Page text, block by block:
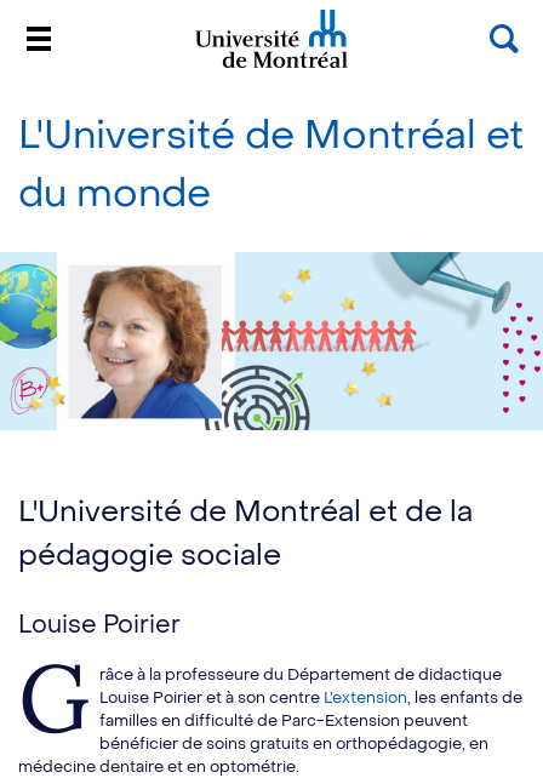
contenu
L'Université de Montréal et
du monde
L'Université de Montréal et de la
pédagogie sociale
Louise Poirier
G râce à la professeure du Département de didactique
Louise Poirier et à son centre L’extension, les enfants de
familles en difficulté de Parc-Extension peuvent
bénéficier de soins gratuits en orthopédagogie, en
médecine dentaire et en optométrie.